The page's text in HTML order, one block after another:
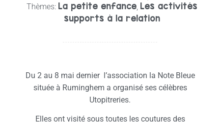
Thèmes: La petite enfance Les activités
supports à la relation
Du 2 au 8 mai dernier l’association la Note Bleue
située à Ruminghem a organisé ses célèbres
Utopitreries.
Elles ont visité sous toutes les coutures des